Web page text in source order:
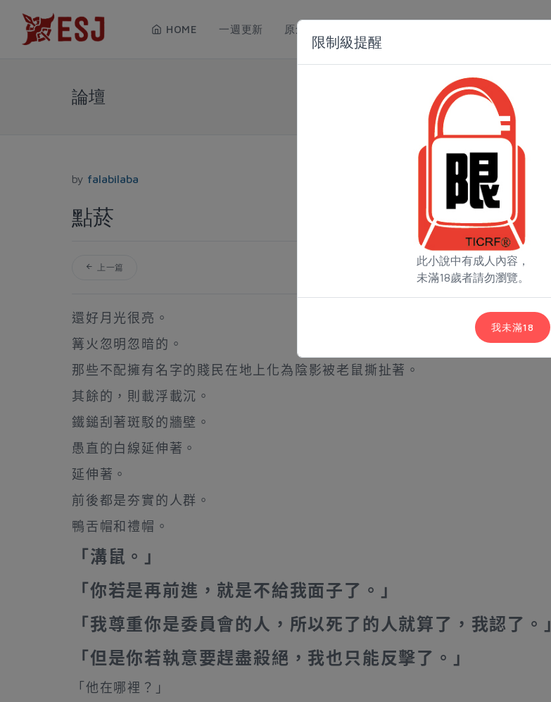
限制級提醒
此小說中有成人內容，
未滿18歲者請勿瀏覽。
我未滿18
HOME 一週更新 原創小說
論壇
by falabilaba
點菸
上一篇
還好月光很亮。
篝火忽明忽暗的。
那些不配擁有名字的賤民在地上化為陰影被老鼠撕扯著。
其餘的，則載浮載沉。
鐵鎚刮著斑駁的牆壁。
愚直的白線延伸著。
延伸著。
前後都是夯實的人群。
鴨舌帽和禮帽。
「溝鼠。」
「你若是再前進，就是不給我面子了。」
「我尊重你是委員會的人，所以死了的人就算了，我認了。」
「但是你若執意要趕盡殺絕，我也只能反擊了。」
「他在哪裡？」